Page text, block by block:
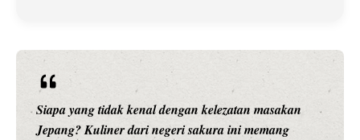
Siapa yang tidak kenal dengan kelezatan masakan
Jepang? Kuliner dari negeri sakura ini memang